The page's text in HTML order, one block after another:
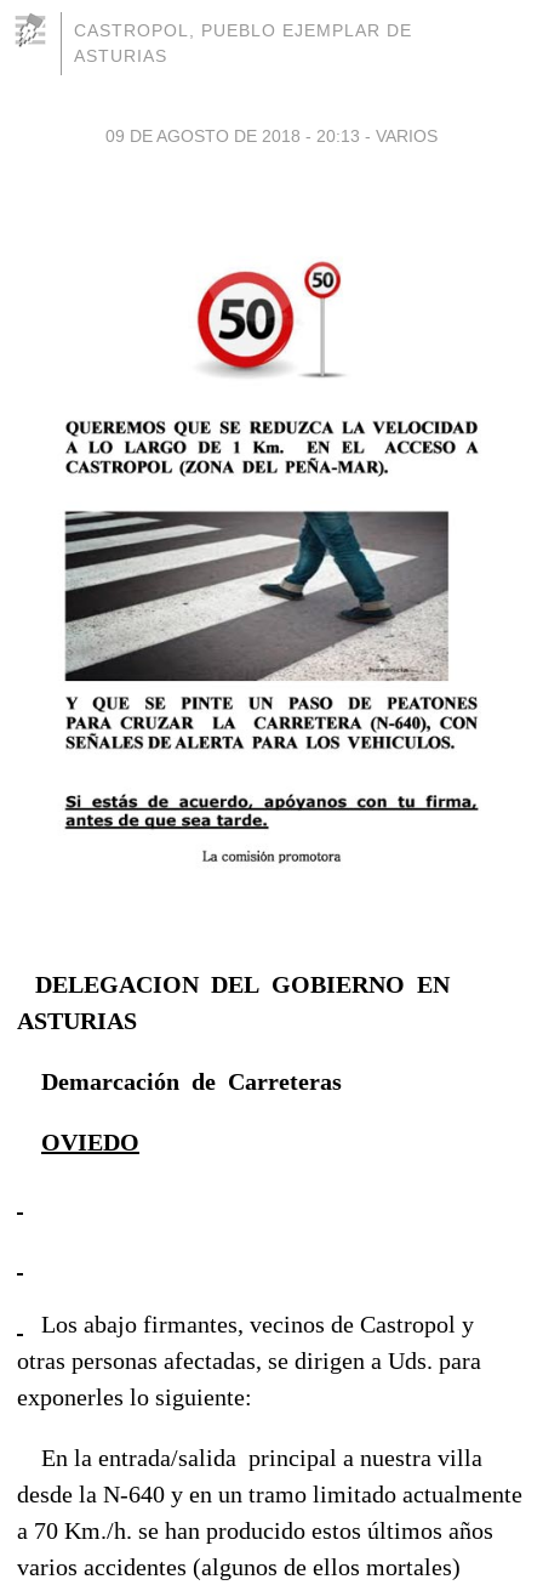
CASTROPOL, PUEBLO EJEMPLAR DE
ASTURIAS
09 DE AGOSTO DE 2018 - 20:13 - VARIOS
DELEGACION DEL GOBIERNO EN
ASTURIAS
Demarcación de Carreteras
OVIEDO
Los abajo firmantes, vecinos de Castropol y
otras personas afectadas, se dirigen a Uds. para
exponerles lo siguiente:
En la entrada/salida principal a nuestra villa
desde la N-640 y en un tramo limitado actualmente
a 70 Km./h. se han producido estos últimos años
varios accidentes (algunos de ellos mortales)